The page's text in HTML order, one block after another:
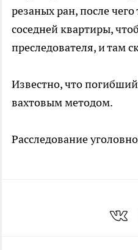
резаных ран, после
соседней квартиры,
преследователя, и там
Известно, что
вахтовым методом.
Расследование